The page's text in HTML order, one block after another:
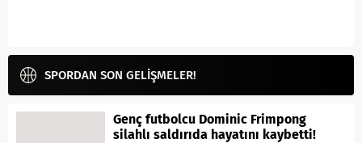
SPORDAN SON GELİŞMELER!
Genç futbolcu Dominic Frimpong
silahlı saldırıda hayatını kaybetti!